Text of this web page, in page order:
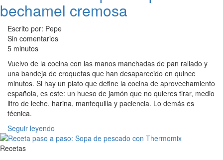
bechamel cremosa
Escrito por: Pepe
Sin comentarios
5 minutos
Vuelvo de la cocina con las manos manchadas de pan rallado y
una bandeja de croquetas que han desaparecido en quince
minutos. Si hay un plato que define la cocina de aprovechamiento
española, es este: un hueso de jamón que no quieres tirar, medio
litro de leche, harina, mantequilla y paciencia. Lo demás es
técnica.
Seguir leyendo
Recetas